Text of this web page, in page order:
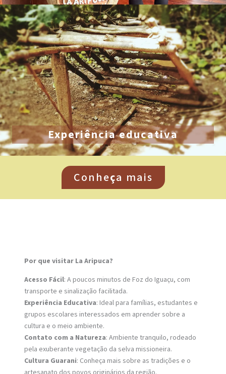
Experiência educativa
Conheça mais
Por que visitar La Aripuca?
Acesso Fácil: A poucos minutos de Foz do Iguaçu, com
transporte e sinalização facilitada.
Experiência Educativa: Ideal para famílias, estudantes e
grupos escolares interessados em aprender sobre a
cultura e o meio ambiente.
Contato com a Natureza: Ambiente tranquilo, rodeado
pela exuberante vegetação da selva missioneira.
Cultura Guarani: Conheça mais sobre as tradições e o